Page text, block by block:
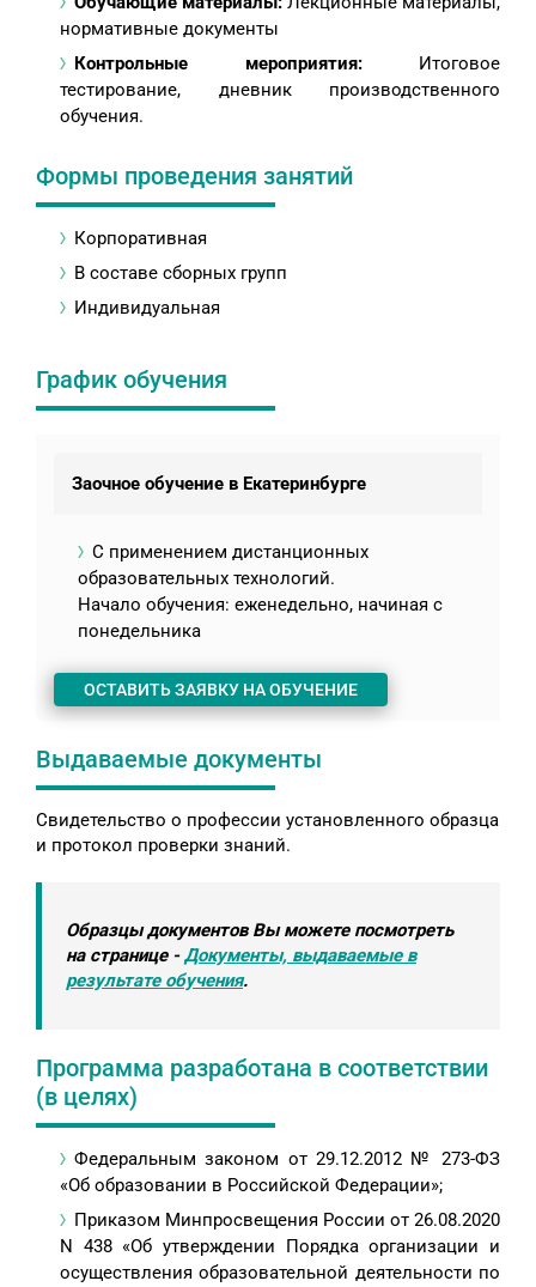
нормативные документы
Контрольные мероприятия:Итоговое
тестирование, дневник производственного
обучения.
Формы проведения занятий
Корпоративная
В составе сборных групп
Индивидуальная
График обучения
Заочное обучение в Екатеринбурге
С применением дистанционных
образовательных технологий.
Начало обучения: еженедельно, начиная с
понедельника
ОСТАВИТЬ ЗАЯВКУ НА ОБУЧЕНИЕ
Выдаваемые документы
Свидетельство о профессии установленного образца
и протокол проверки знаний.
Образцы документов Вы можете посмотреть
на странице -Документы, выдаваемые в
результате обучения.
Программа разработана в соответствии
(в целях)
Федеральным законом от 29.12.2012 № 273-ФЗ
«Об образовании в Российской Федерации»;
Приказом Минпросвещения России от 26.08.2020
N 438 «Об утверждении Порядка организации и
осуществления образовательной деятельности по